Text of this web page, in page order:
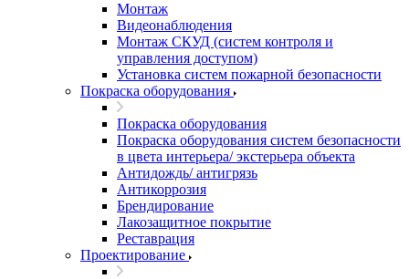
Монтаж
Видеонаблюдения
Монтаж СКУД (систем контроля и
управления доступом)
Установка систем пожарной безопасности
Покраска оборудования
Покраска оборудования
Покраска оборудования систем безопасности
в цвета интерьера/ экстерьера объекта
Антидождь/ антигрязь
Антикоррозия
Брендирование
Лакозащитное покрытие
Реставрация
Проектирование